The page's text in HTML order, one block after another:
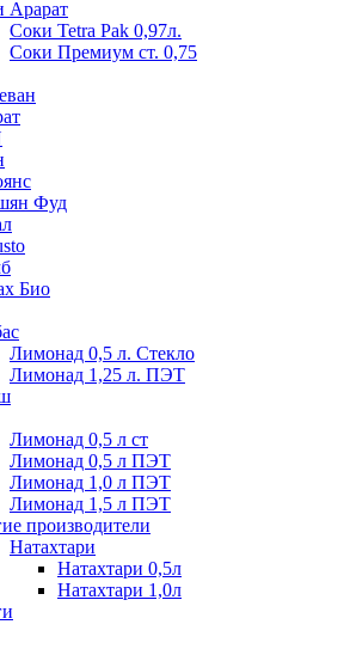
Арарат
Соки Tetra Pak 0,97л.
Соки Премиум ст. 0,75
Фуд
Био
Лимонад 0,5 л. Стекло
Лимонад 1,25 л. ПЭТ
Лимонад 0,5 л ст
Лимонад 0,5 л ПЭТ
Лимонад 1,0 л ПЭТ
Лимонад 1,5 л ПЭТ
производители
Натахтари
Натахтари 0,5л
Натахтари 1,0л